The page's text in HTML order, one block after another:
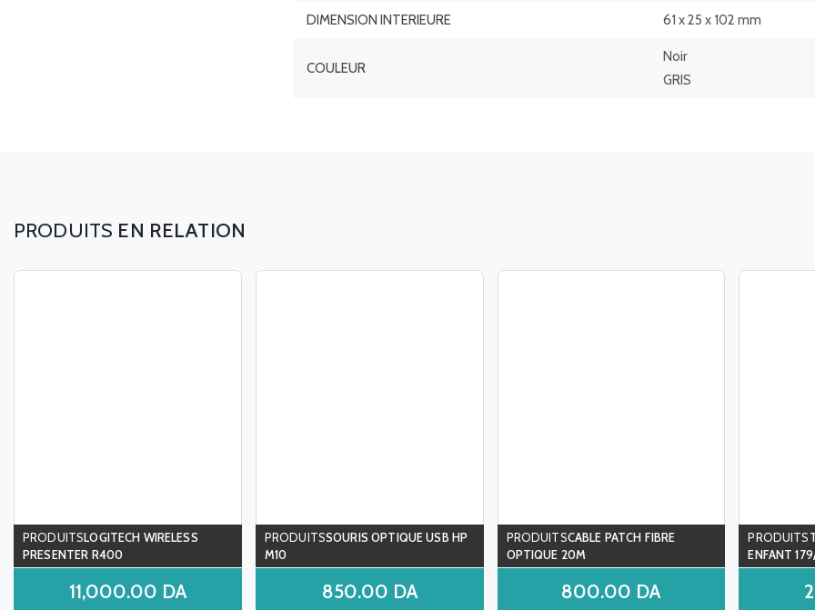
DIMENSION INTERIEURE 61 x 25 x 102 mm
COULEUR
Noir
GRIS
EN RELATION
LOGITECH WIRELESS
PRESENTER R400
11,000.00 DA
SOURIS OPTIQUE USB HP
M10
850.00 DA
CABLE PATCH FIBRE
OPTIQUE 20M
800.00 DA
ENFANT